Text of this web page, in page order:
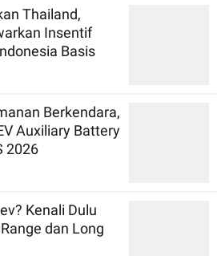
Thailand,
Insentif
Basis
Berkendara,
Auxiliary Battery
2026
Kenali Dulu
dan Long